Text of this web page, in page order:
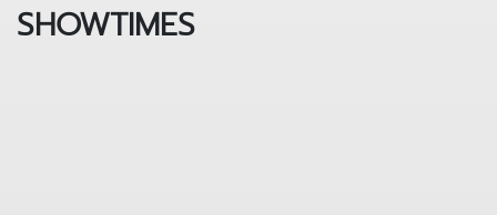
SHOWTIMES